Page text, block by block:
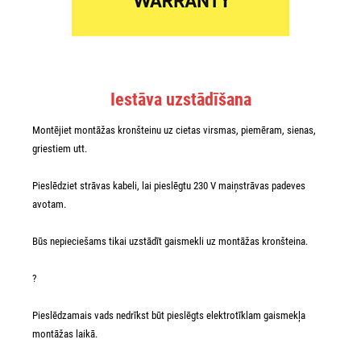
Iestāva uzstādīšana
Montējiet montāžas kronšteinu uz cietas virsmas, piemēram, sienas,
griestiem utt.
Pieslēdziet strāvas kabeli, lai pieslēgtu 230 V maiņstrāvas padeves
avotam.
Būs nepieciešams tikai uzstādīt gaismekli uz montāžas kronšteina.
?
Pieslēdzamais vads nedrīkst būt pieslēgts elektrotīklam gaismekļa
montāžas laikā.